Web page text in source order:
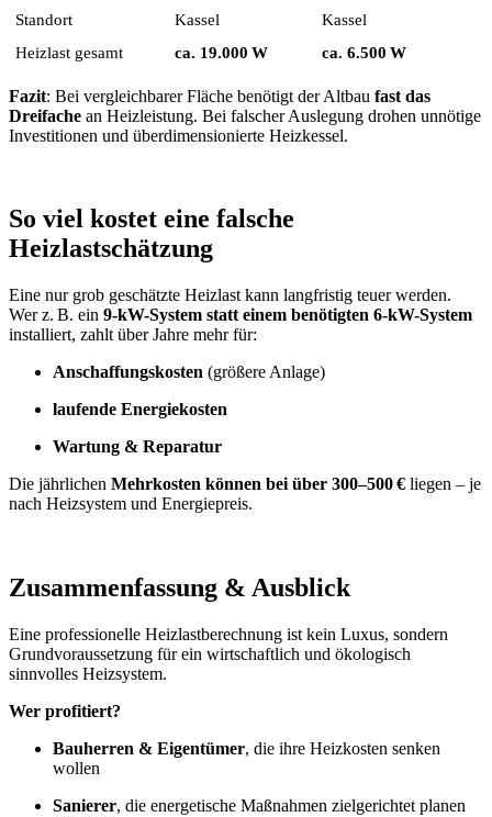
Standort
Kassel
Kassel
Heizlast gesamt
ca. 19.000 W ca. 6.500 W
Fazit: Bei vergleichbarer Fläche benötigt der Altbau fast das
Dreifache an Heizleistung. Bei falscher Auslegung drohen unnötige
Investitionen und überdimensionierte Heizkessel.
So viel kostet eine falsche
Heizlastschätzung
Eine nur grob geschätzte Heizlast kann langfristig teuer werden.
Wer z. B. ein 9-kW-System statt einem benötigten 6-kW-System
installiert, zahlt über Jahre mehr für:
Anschaffungskosten (größere Anlage)
laufende Energiekosten
Wartung & Reparatur
Die jährlichen Mehrkosten können bei über 300–500 € liegen – je
nach Heizsystem und Energiepreis.
Zusammenfassung & Ausblick
Eine professionelle Heizlastberechnung ist kein Luxus, sondern
Grundvoraussetzung für ein wirtschaftlich und ökologisch
sinnvolles Heizsystem.
Wer profitiert?
Bauherren & Eigentümer, die ihre Heizkosten senken
wollen
Sanierer, die energetische Maßnahmen zielgerichtet planen